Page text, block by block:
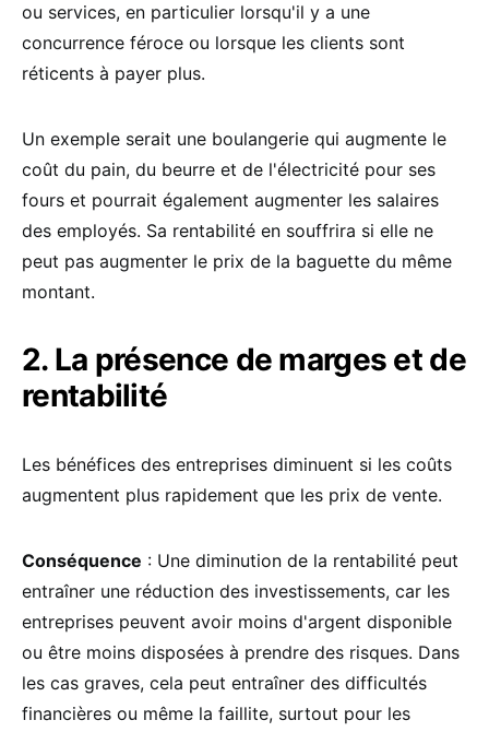
ou services, en particulier lorsqu'il y a une
concurrence féroce ou lorsque les clients sont
réticents à payer plus.
Un exemple serait une boulangerie qui augmente le
coût du pain, du beurre et de l'électricité pour ses
fours et pourrait également augmenter les salaires
des employés. Sa rentabilité en souffrira si elle ne
peut pas augmenter le prix de la baguette du même
montant.
2. La présence de marges et de
rentabilité
Les bénéfices des entreprises diminuent si les coûts
augmentent plus rapidement que les prix de vente.
Conséquence : Une diminution de la rentabilité peut
entraîner une réduction des investissements, car les
entreprises peuvent avoir moins d'argent disponible
ou être moins disposées à prendre des risques. Dans
les cas graves, cela peut entraîner des difficultés
financières ou même la faillite, surtout pour les